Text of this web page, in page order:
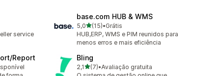
service
base.com HUB & WMS
5,0de 5 estrelas
(15)
15 avaliações ao todo
•Grátis
HUB,ERP, WMS e PIM reunidos para
menos erros e mais eficiência
Report Bling
2,1de 5 estrelas
(7)
7 avaliações ao todo
•Avaliação gratuita